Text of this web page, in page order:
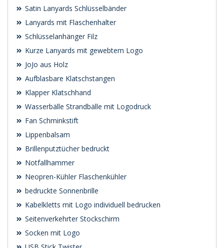
Satin Lanyards Schlüsselbänder
Lanyards mit Flaschenhalter
Schlüsselanhänger Filz
Kurze Lanyards mit gewebtem Logo
JoJo aus Holz
Aufblasbare Klatschstangen
Klapper Klatschhand
Wasserbälle Strandbälle mit Logodruck
Fan Schminkstift
Lippenbalsam
Brillenputztücher bedruckt
Notfallhammer
Neopren-Kühler Flaschenkühler
bedruckte Sonnenbrille
Kabelkletts mit Logo individuell bedrucken
Seitenverkehrter Stockschirm
Socken mit Logo